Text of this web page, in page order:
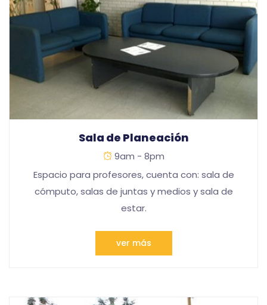
Sala de Planeación
9am - 8pm
Espacio para profesores, cuenta con: sala de
cómputo, salas de juntas y medios y sala de
estar.
ver más